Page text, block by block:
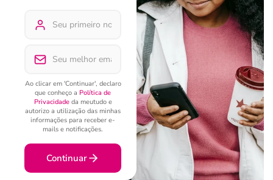
Ao clicar em 'Continuar', declaro
que conheço a Política de
Privacidadeda meutudo e
autorizo a utilização das minhas
informações para receber e-
mails e notificações.
Continuar